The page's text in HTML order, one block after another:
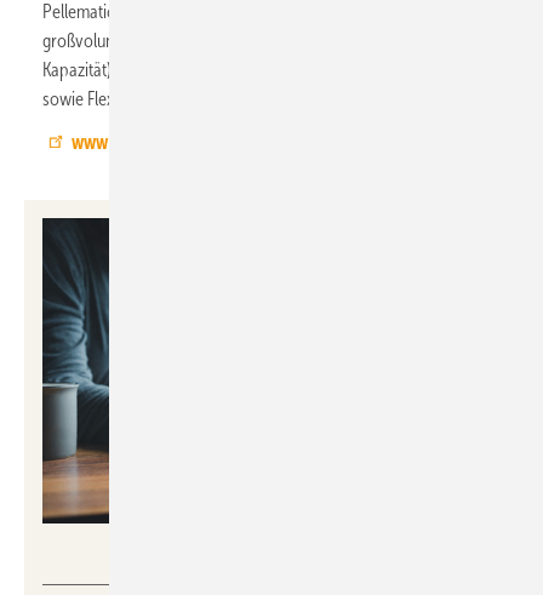
Pellematic Smart XS (10–12 kW) mit ZeroFlame sowie zwei neue
großvolumige Gewebetanks: XXL Flexilo Compact (12,5 t
Kapazität) für große Wohnhäuser und Gewerbebauten
sowie Flexilo Outdoor (6,5 t Kapazität) für den Außenbereich.
www.oekofen.de